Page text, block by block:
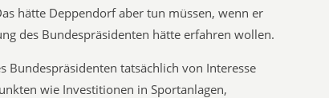
hätte Deppendorf aber tun müssen, wenn er
des Bundespräsidenten hätte erfahren wollen.
Bundespräsidenten tatsächlich von Interesse
wie Investitionen in Sportanlagen,